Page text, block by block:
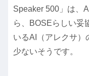
Speaker 500」は、
ら、BOSEらしい妥
いるAI（アレクサ）
少ないそうです。